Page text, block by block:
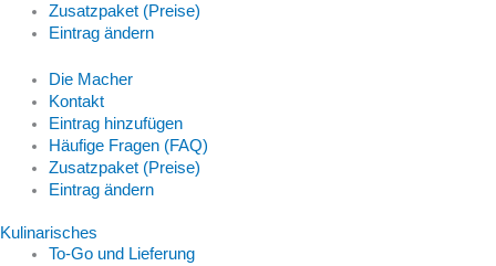
Zusatzpaket (Preise)
Eintrag ändern
Die Macher
Kontakt
Eintrag hinzufügen
Häufige Fragen (FAQ)
Zusatzpaket (Preise)
Eintrag ändern
Kulinarisches
To-Go und Lieferung